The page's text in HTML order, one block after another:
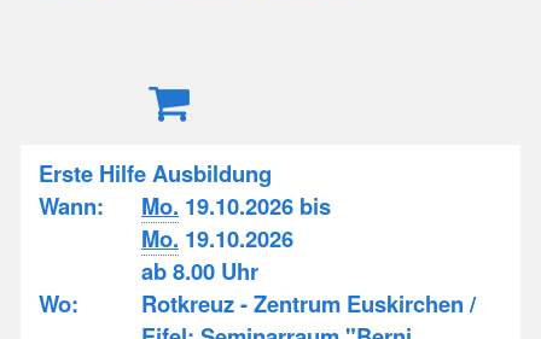
Erste Hilfe Ausbildung
Wann:
Mo. 19.10.2026 bis
Mo. 19.10.2026
ab 8.00 Uhr
Wo:
Rotkreuz - Zentrum Euskirchen /